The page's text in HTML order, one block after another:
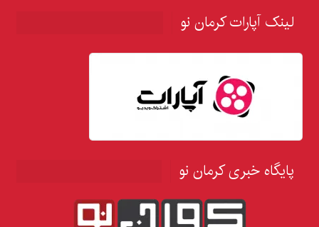
لینک آپارات کرمان نو
پایگاه خبری کرمان نو